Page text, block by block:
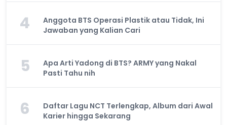
4
Anggota BTS Operasi Plastik atau Tidak, Ini
Jawaban yang Kalian Cari
5
Apa Arti Yadong di BTS? ARMY yang Nakal
Pasti Tahu nih
6
Daftar Lagu NCT Terlengkap, Album dari Awal
Karier hingga Sekarang